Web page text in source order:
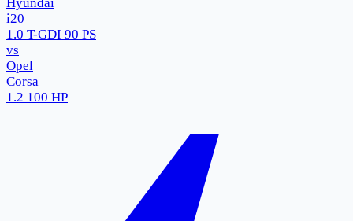
i20
1.0 T-GDI 90 PS
vs
Opel
Corsa
1.2 100 HP